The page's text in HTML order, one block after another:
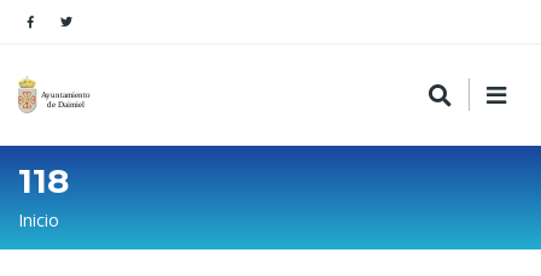
118
Sobrescribir
enlaces
Inicio